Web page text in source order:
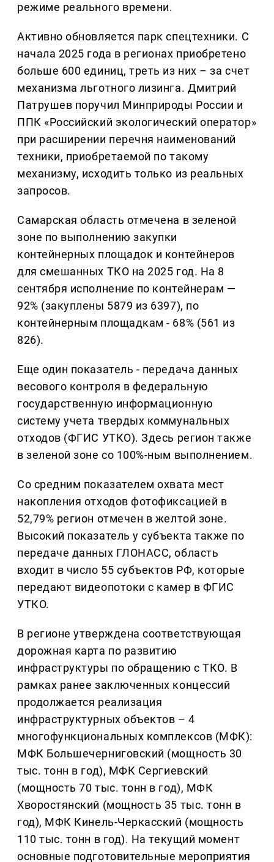
режиме реального времени.
Активно обновляется парк спецтехники. С
начала 2025 года в регионах приобретено
больше 600 единиц, треть из них – за счет
механизма льготного лизинга. Дмитрий
Патрушев поручил Минприроды России и
ППК «Российский экологический оператор»
при расширении перечня наименований
техники, приобретаемой по такому
механизму, исходить только из реальных
запросов.
Самарская область отмечена в зеленой
зоне по выполнению закупки
контейнерных площадок и контейнеров
для смешанных ТКО на 2025 год. На 8
сентября исполнение по контейнерам —
92% (закуплены 5879 из 6397), по
контейнерным площадкам - 68% (561 из
826).
Еще один показатель - передача данных
весового контроля в федеральную
государственную информационную
систему учета твердых коммунальных
отходов (ФГИС УТКО). Здесь регион также
в зеленой зоне со 100%-ным выполнением.
Со средним показателем охвата мест
накопления отходов фотофиксацией в
52,79% регион отмечен в желтой зоне.
Высокий показатель у субъекта также по
передаче данных ГЛОНАСС, область
входит в число 55 субъектов РФ, которые
передают видеопотоки с камер в ФГИС
УТКО.
В регионе утверждена соответствующая
дорожная карта по развитию
инфраструктуры по обращению с ТКО. В
рамках ранее заключенных концессий
продолжается реализация
инфраструктурных объектов – 4
многофункциональных комплексов (МФК):
МФК Большечерниговский (мощность 30
тыс. тонн в год), МФК Сергиевский
(мощность 70 тыс. тонн в год), МФК
Хворостянский (мощность 35 тыс. тонн в
год), МФК Кинель-Черкасский (мощность
110 тыс. тонн в год). На текущий момент
основные подготовительные мероприятия